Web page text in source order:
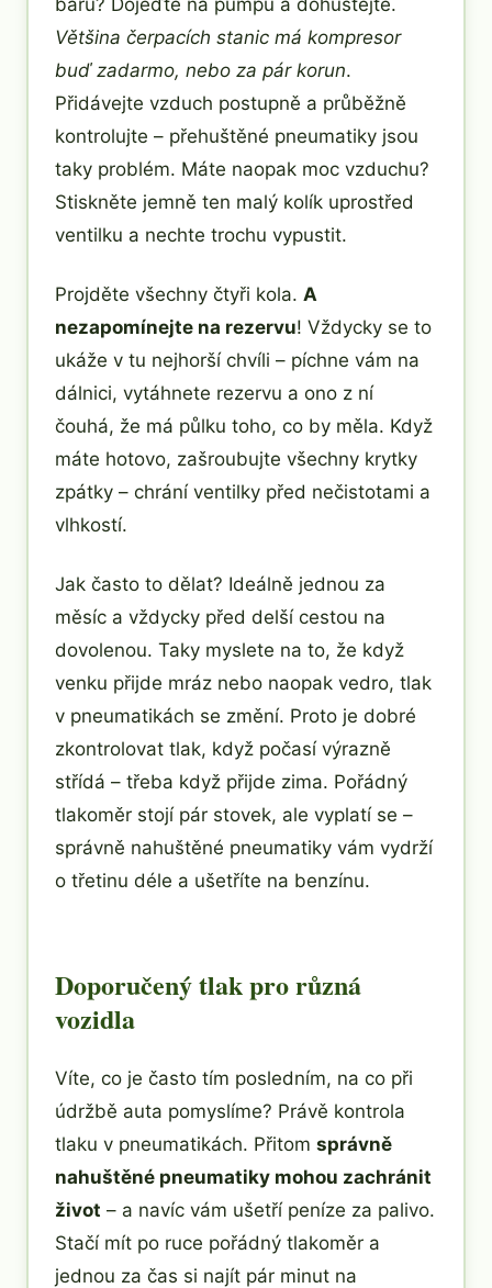
Většina čerpacích stanic má kompresor
buď zadarmo, nebo za pár korun.
Přidávejte vzduch postupně a průběžně
kontrolujte – přehuštěné pneumatiky jsou
taky problém. Máte naopak moc vzduchu?
Stiskněte jemně ten malý kolík uprostřed
ventilku a nechte trochu vypustit.
Projděte všechny čtyři kola. A
nezapomínejte na rezervu! Vždycky se to
ukáže v tu nejhorší chvíli – píchne vám na
dálnici, vytáhnete rezervu a ono z ní
čouhá, že má půlku toho, co by měla. Když
máte hotovo, zašroubujte všechny krytky
zpátky – chrání ventilky před nečistotami a
vlhkostí.
Jak často to dělat? Ideálně jednou za
měsíc a vždycky před delší cestou na
dovolenou. Taky myslete na to, že když
venku přijde mráz nebo naopak vedro, tlak
v pneumatikách se změní. Proto je dobré
zkontrolovat tlak, když počasí výrazně
střídá – třeba když přijde zima. Pořádný
tlakoměr stojí pár stovek, ale vyplatí se –
správně nahuštěné pneumatiky vám vydrží
o třetinu déle a ušetříte na benzínu.
Doporučený tlak pro různá
vozidla
Víte, co je často tím posledním, na co při
údržbě auta pomyslíme? Právě kontrola
tlaku v pneumatikách. Přitom správně
nahuštěné pneumatiky mohou zachránit
život – a navíc vám ušetří peníze za palivo.
Stačí mít po ruce pořádný tlakoměr a
jednou za čas si najít pár minut na